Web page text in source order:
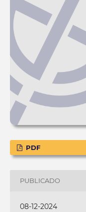
PDF
PUBLICADO
08-12-2024